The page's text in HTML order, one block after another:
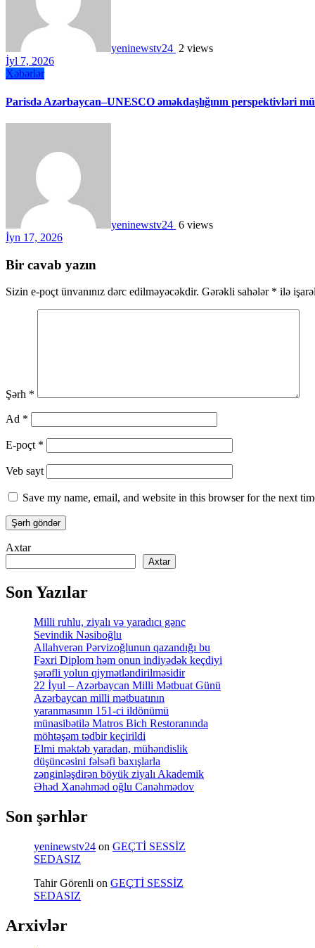
yeninewstv24 2 views
İyl 7, 2026
Xəbərlər
Parisdə Azərbaycan–UNESCO əməkdaşlığının perspektivləri
yeninewstv24 6 views
İyn 17, 2026
Bir cavab yazın
Sizin e-poçt ünvanınız dərc edilməyəcəkdir. Gərəkli sahələr * ilə
Şərh *
Ad *
E-poçt *
Veb sayt
Save my name, email, and website in this browser for the next
Axtar
Axtar
Son Yazılar
Milli ruhlu, ziyalı və yaradıcı gənc
Sevindik Nəsiboğlu
Allahverən Pərvizoğlunun qazandığı bu
Fəxri Diplom həm onun indiyədək keçdiyi
şərəfli yolun qiymətləndirilməsidir
22 İyul – Azərbaycan Milli Mətbuat Günü
Azərbaycan milli mətbuatının
yaranmasının 151-ci ildönümü
münasibətilə Matros Bich Restoranında
möhtəşəm tədbir keçirildi
Elmi məktəb yaradan, mühəndislik
düşüncəsini fəlsəfi baxışlarla
zənginləşdirən böyük ziyalı Akademik
Əhəd Xanəhməd oğlu Canəhmədov
Son şərhlər
yeninewstv24 on GEÇTİ SESSİZ
SEDASIZ
Tahir Görenli on GEÇTİ SESSİZ
SEDASIZ
Arxivlər